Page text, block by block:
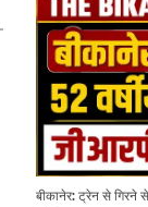
बीकानेर: ट्रेन से गिरने